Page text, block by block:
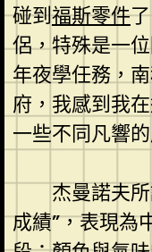
碰到福斯零件
侶，特殊是一
年夜學任務，
府，我感到我
一些不同凡響
杰曼諾夫
成績”，表現為